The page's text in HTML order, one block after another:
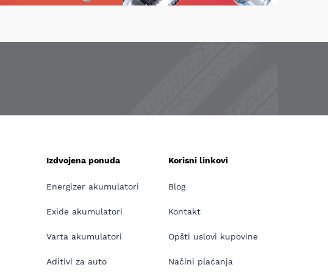
Izdvojena ponuda
Energizer akumulatori
Exide akumulatori
Varta akumulatori
Aditivi za auto
Korisni linkovi
Blog
Kontakt
Opšti uslovi kupovine
Načini plaćanja